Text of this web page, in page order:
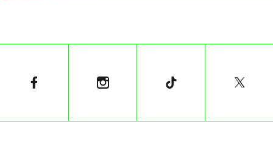
produkcji filmowych. Na platformie dostępne są już
„Klątwa obfitości”.